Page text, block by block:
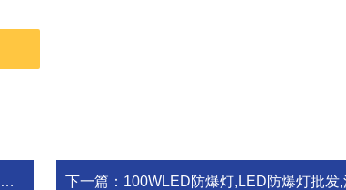
下一篇： 100WLED防爆灯,LED防爆灯批发,沈阳